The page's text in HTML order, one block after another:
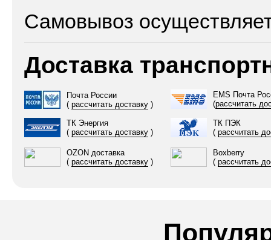
Самовывоз
Доставка
Почта России
( рассчитать доставку )
EMS Почта
(рассчитать
ТК Энергия
( рассчитать доставку )
ТК ПЭК
( рассчитать
OZON доставка
( рассчитать доставку )
Boxberry
( рассчитать